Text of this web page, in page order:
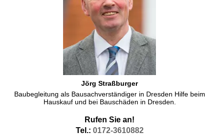
Jörg Straßburger
Baubegleitung als Bausachverständiger in Dresden Hilfe beim
Hauskauf und bei Bauschäden in Dresden.
Rufen Sie an!
Tel.: 0172-3610882